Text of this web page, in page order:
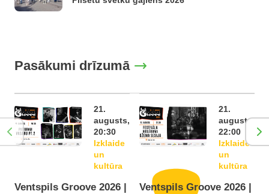
Pasākumi drīzumā
21.
augusts,
20:30
Izklaide
un
kultūra
Ventspils Groove 2026 |
21.
augusts,
22:00
Izklaide
un
kultūra
Ventspils Groove 2026 |